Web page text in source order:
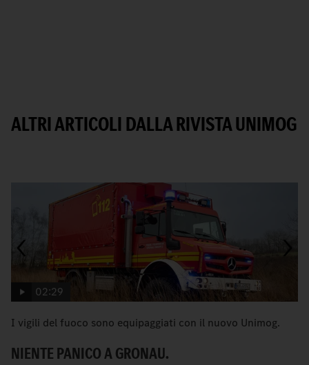
ALTRI ARTICOLI DALLA RIVISTA UNIMOG
02:29
I vigili del fuoco sono equipaggiati con il nuovo Unimog.
NIENTE PANICO A GRONAU.